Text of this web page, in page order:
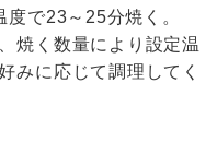
度で23～25分焼く。
焼く数量により設定温
みに応じて調理してく